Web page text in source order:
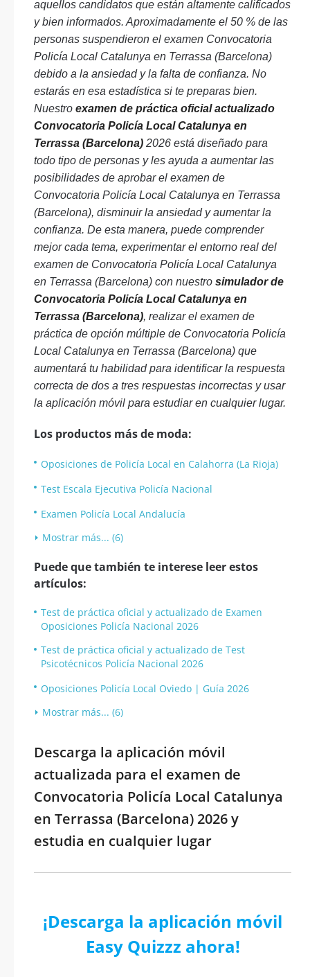
aquellos candidatos que están altamente calificados
y bien informados. Aproximadamente el 50 % de las
personas suspendieron el examen Convocatoria
Policía Local Catalunya en Terrassa (Barcelona)
debido a la ansiedad y la falta de confianza. No
estarás en esa estadística si te preparas bien.
Nuestro examen de práctica oficial actualizado
Convocatoria Policía Local Catalunya en
Terrassa (Barcelona) 2026 está diseñado para
todo tipo de personas y les ayuda a aumentar las
posibilidades de aprobar el examen de
Convocatoria Policía Local Catalunya en Terrassa
(Barcelona), disminuir la ansiedad y aumentar la
confianza. De esta manera, puede comprender
mejor cada tema, experimentar el entorno real del
examen de Convocatoria Policía Local Catalunya
en Terrassa (Barcelona) con nuestro simulador de
Convocatoria Policía Local Catalunya en
Terrassa (Barcelona), realizar el examen de
práctica de opción múltiple de Convocatoria Policía
Local Catalunya en Terrassa (Barcelona) que
aumentará tu habilidad para identificar la respuesta
correcta de dos a tres respuestas incorrectas y usar
la aplicación móvil para estudiar en cualquier lugar.
Los productos más de moda:
Oposiciones de Policía Local en Calahorra (La Rioja)
Test Escala Ejecutiva Policía Nacional
Examen Policía Local Andalucía
Mostrar más... (6)
Puede que también te interese leer estos
artículos:
Test de práctica oficial y actualizado de Examen
Oposiciones Policía Nacional 2026
Test de práctica oficial y actualizado de Test
Psicotécnicos Policía Nacional 2026
Oposiciones Policía Local Oviedo | Guía 2026
Mostrar más... (6)
Descarga la aplicación móvil
actualizada para el examen de
Convocatoria Policía Local Catalunya
en Terrassa (Barcelona) 2026 y
estudia en cualquier lugar
¡Descarga la aplicación móvil
Easy Quizzz ahora!